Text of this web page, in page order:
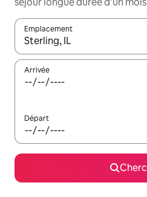
Emplacement
Quand les résultats sont
Arrivée
Départ